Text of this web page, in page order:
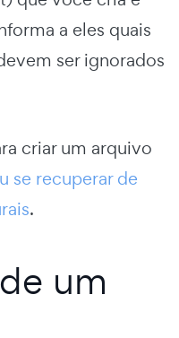
a eles quais
ser ignorados
criar um arquivo
se recuperar de
.
um